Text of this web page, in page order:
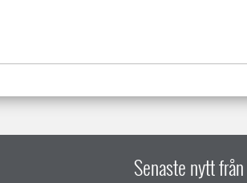
Senaste nytt från